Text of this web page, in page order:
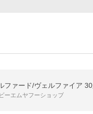
ファード/ヴェルファイア
ビーエムヤフーショップ